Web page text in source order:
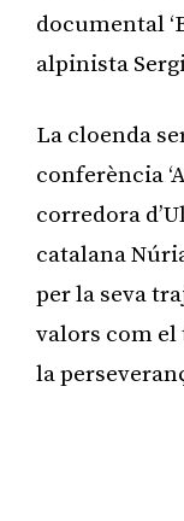
documental
alpinista
La cloenda
conferència
corredora
catalana
per la seva
valors com el
la